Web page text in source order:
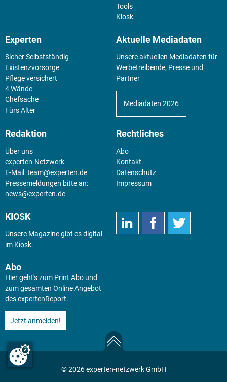
Tools
Kiosk
Experten
Sicher Selbstständig
Existenz­vorsorge
Pflege versichert
4 Wände
Chefsache
Fürs Alter
Aktuelle Mediadaten
Unsere aktuellen Mediadaten für
Werbetreibende, Presse und
Partner
Mediadaten 2026
Redaktion
Über uns
experten-Netzwerk
E-Mail:team@experten.de
Pressemeldungen bitte an:
news@experten.de
Rechtliches
Abo
Kontakt
Datenschutz
Impressum
KIOSK
Unsere Magazine gibt es digital
im Kiosk.
Abo
Hier geht's zum Print Abo und
zum gesamten Online Angebot
des expertenReport.
Jetzt anmelden!
© 2026 experten-netzwerk GmbH